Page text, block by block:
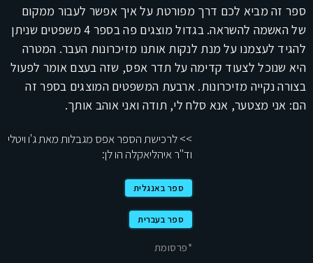
ספר זה מביא לכם דרך מפורטת על איך אפשר לעבור ממקום
של האשמה להשראה. בגדול מוצגים פה בספר 4 משפטים שניתן
להגיד לעצמנו על מנת לנקות אותנו מזיכרונות העבר. המטרה
היא שנוכל לצעוד קדימה על תדר אפס, שזה בעצם אומר לפעול
בצורה נקייה מזיכרונות. ארבעת המשפטים המוצגים בספר זה
הם: אני מצטער, אנא סלח לי, תודה ואני אוהב אותך.
>> לרכישת הספר אפס מגבלות מאת ג'ו ויטלי
וד"ר איהליאקלה הו לן:
ספר באנגלית
ספר בעברית
*פרסומת